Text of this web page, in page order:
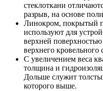
стеклоткани
разрыв, на основе
Линокром, покрытый
используют для
верхней
верхнего кровельного
С увеличением веса
толщина и
Дольше служит
которого выше.